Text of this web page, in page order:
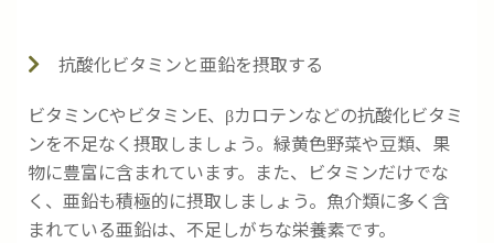
抗酸化ビタミンと亜鉛を摂取する
ビタミンCやビタミンE、βカロテンなどの抗酸化ビタミ
ンを不足なく摂取しましょう。緑黄色野菜や豆類、果
物に豊富に含まれています。また、ビタミンだけでな
く、亜鉛も積極的に摂取しましょう。魚介類に多く含
まれている亜鉛は、不足しがちな栄養素です。